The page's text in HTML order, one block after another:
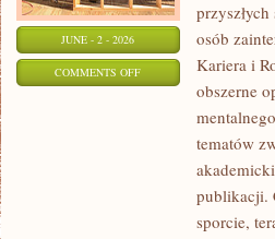
JUNE - 2 - 2026
COMMENTS OFFON
CIEKAWOSTKI
osób
Kariera i
obszerne
tematów
publikacji.
sporcie,